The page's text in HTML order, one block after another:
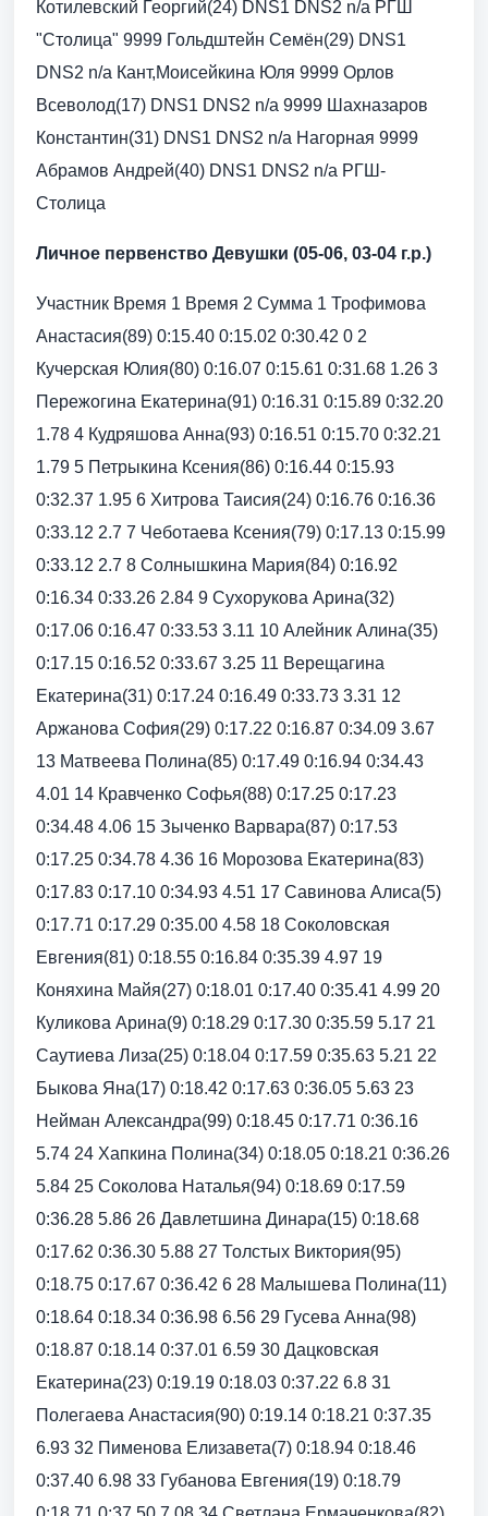
Котилевский Георгий(24) DNS1 DNS2 n/a РГШ
"Столица" 9999 Гольдштейн Семён(29) DNS1
DNS2 n/a Кант,Моисейкина Юля 9999 Орлов
Всеволод(17) DNS1 DNS2 n/a 9999 Шахназаров
Константин(31) DNS1 DNS2 n/a Нагорная 9999
Абрамов Андрей(40) DNS1 DNS2 n/a РГШ-
Столица
Личное первенство Девушки (05-06, 03-04 г.р.)
Участник Время 1 Время 2 Сумма 1 Трофимова
Анастасия(89) 0:15.40 0:15.02 0:30.42 0 2
Кучерская Юлия(80) 0:16.07 0:15.61 0:31.68 1.26 3
Пережогина Екатерина(91) 0:16.31 0:15.89 0:32.20
1.78 4 Кудряшова Анна(93) 0:16.51 0:15.70 0:32.21
1.79 5 Петрыкина Ксения(86) 0:16.44 0:15.93
0:32.37 1.95 6 Хитрова Таисия(24) 0:16.76 0:16.36
0:33.12 2.7 7 Чеботаева Ксения(79) 0:17.13 0:15.99
0:33.12 2.7 8 Солнышкина Мария(84) 0:16.92
0:16.34 0:33.26 2.84 9 Сухорукова Арина(32)
0:17.06 0:16.47 0:33.53 3.11 10 Алейник Алина(35)
0:17.15 0:16.52 0:33.67 3.25 11 Верещагина
Екатерина(31) 0:17.24 0:16.49 0:33.73 3.31 12
Аржанова София(29) 0:17.22 0:16.87 0:34.09 3.67
13 Матвеева Полина(85) 0:17.49 0:16.94 0:34.43
4.01 14 Кравченко Софья(88) 0:17.25 0:17.23
0:34.48 4.06 15 Зыченко Варвара(87) 0:17.53
0:17.25 0:34.78 4.36 16 Морозова Екатерина(83)
0:17.83 0:17.10 0:34.93 4.51 17 Савинова Алиса(5)
0:17.71 0:17.29 0:35.00 4.58 18 Соколовская
Евгения(81) 0:18.55 0:16.84 0:35.39 4.97 19
Коняхина Майя(27) 0:18.01 0:17.40 0:35.41 4.99 20
Куликова Арина(9) 0:18.29 0:17.30 0:35.59 5.17 21
Саутиева Лиза(25) 0:18.04 0:17.59 0:35.63 5.21 22
Быкова Яна(17) 0:18.42 0:17.63 0:36.05 5.63 23
Нейман Александра(99) 0:18.45 0:17.71 0:36.16
5.74 24 Хапкина Полина(34) 0:18.05 0:18.21 0:36.26
5.84 25 Соколова Наталья(94) 0:18.69 0:17.59
0:36.28 5.86 26 Давлетшина Динара(15) 0:18.68
0:17.62 0:36.30 5.88 27 Толстых Виктория(95)
0:18.75 0:17.67 0:36.42 6 28 Малышева Полина(11)
0:18.64 0:18.34 0:36.98 6.56 29 Гусева Анна(98)
0:18.87 0:18.14 0:37.01 6.59 30 Дацковская
Екатерина(23) 0:19.19 0:18.03 0:37.22 6.8 31
Полегаева Анастасия(90) 0:19.14 0:18.21 0:37.35
6.93 32 Пименова Елизавета(7) 0:18.94 0:18.46
0:37.40 6.98 33 Губанова Евгения(19) 0:18.79